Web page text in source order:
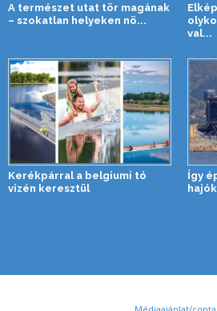
A természet utat tör magának
– szokatlan helyeken nö...
val...
Kerékpárral a belgiumi tó
vizén keresztül
Így
hajók